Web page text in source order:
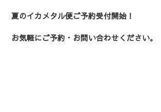
夏のイカメタル便ご予約受付開始！
お気軽にご予約・お問い合わせください。